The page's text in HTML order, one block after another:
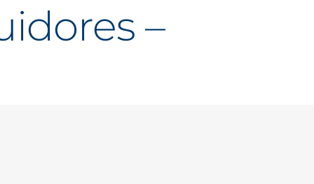
North America
United States
–